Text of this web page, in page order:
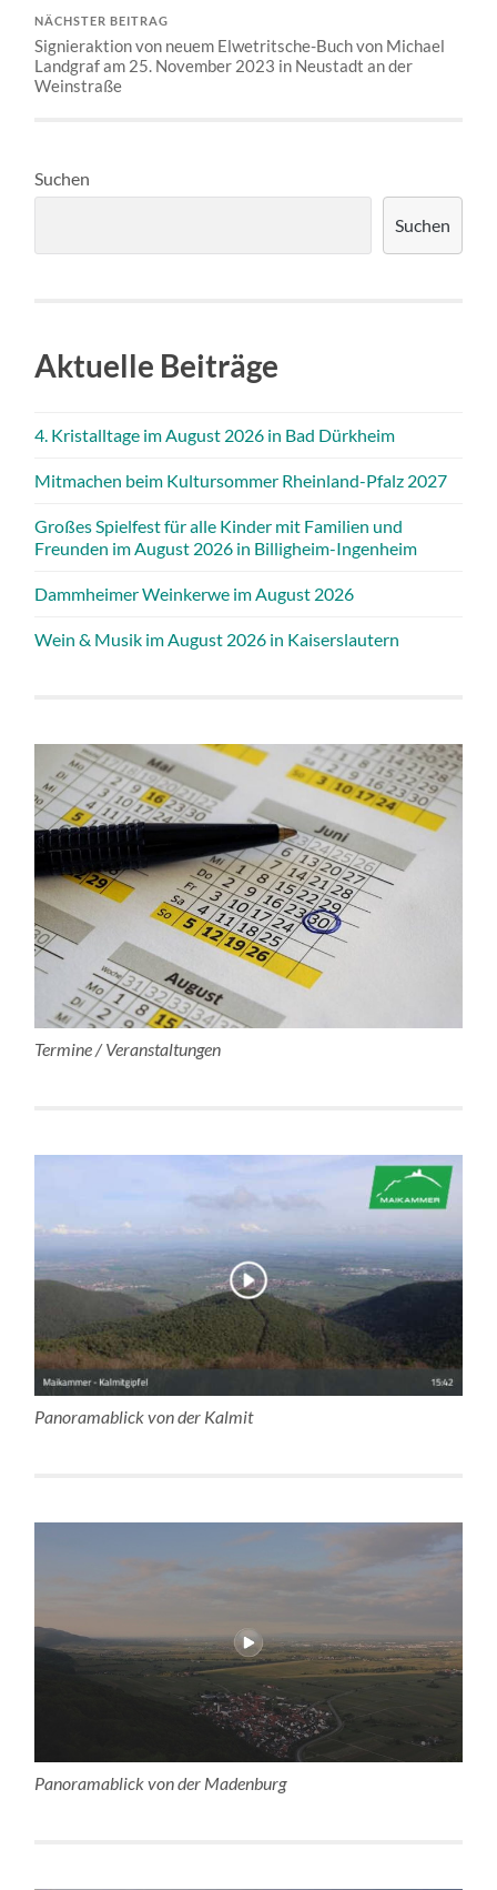
NÄCHSTER BEITRAG
Signieraktion von neuem Elwetritsche-Buch von Michael
Landgraf am 25. November 2023 in Neustadt an der
Weinstraße
Suchen
Suchen
Aktuelle Beiträge
4. Kristalltage im August 2026 in Bad Dürkheim
Mitmachen beim Kultursommer Rheinland-Pfalz 2027
Großes Spielfest für alle Kinder mit Familien und
Freunden im August 2026 in Billigheim-Ingenheim
Dammheimer Weinkerwe im August 2026
Wein & Musik im August 2026 in Kaiserslautern
Termine / Veranstaltungen
Panoramablick von der Kalmit
Panoramablick von der Madenburg